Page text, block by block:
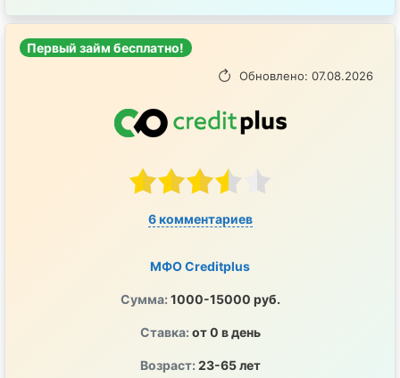
Первый займ бесплатно!
Обновлено: 07.08.2026
6 комментариев
МФО Creditplus
Сумма: 1000-15000 руб.
Ставка: от 0 в день
Возраст: 23-65 лет